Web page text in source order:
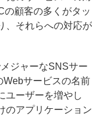
の顧客の多くがタッ
、それらへの対応が
ジャーなSNSサー
Webサービスの名前
ユーザーを増やし
のアプリケーション